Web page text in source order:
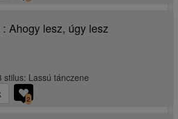
Ahogy lesz, úgy lesz
stilus: Lassú tánczene
2